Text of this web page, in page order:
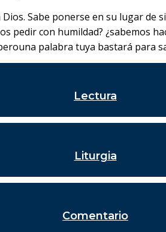
Sabe ponerse en su lugar
pedir con humildad? ¿sabemos
palabra tuya bastará para
Lectura
Liturgia
Comentario